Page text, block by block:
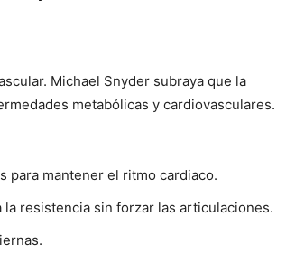
Michael Snyder subraya que la
metabólicas y cardiovasculares.
para mantener el ritmo cardiaco.
resistencia sin forzar las articulaciones.